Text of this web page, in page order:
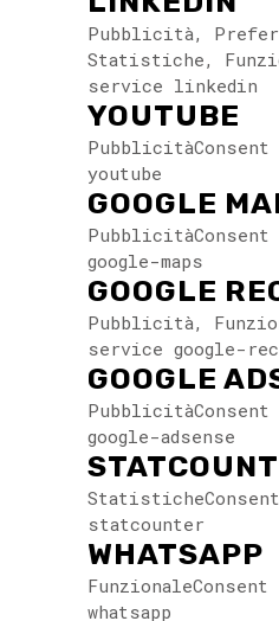
Pubblicità,
Statistiche,
service linkedin
YOUTUBE
youtube
GOOGLE
google-maps
GOOGLE
Pubblicità,
service google-
GOOGLE
google-adsense
statcounter
WHATSAPP
whatsapp